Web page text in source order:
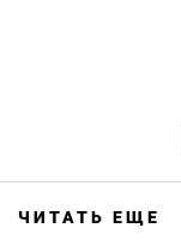
ЧИТАТЬ ЕЩЕ